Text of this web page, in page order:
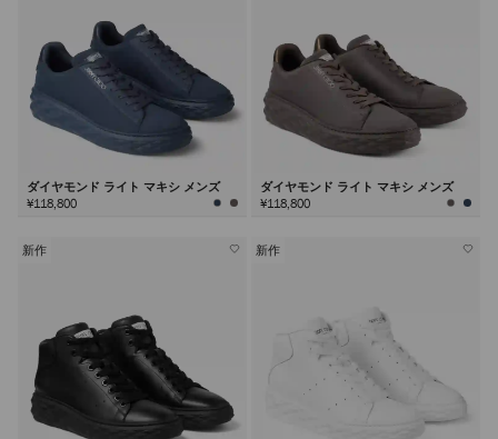
ダイヤモンド ライト マキシ メンズ
¥118,800
ダイヤモンド ライト マキシ メンズ
¥118,800
新作 新作